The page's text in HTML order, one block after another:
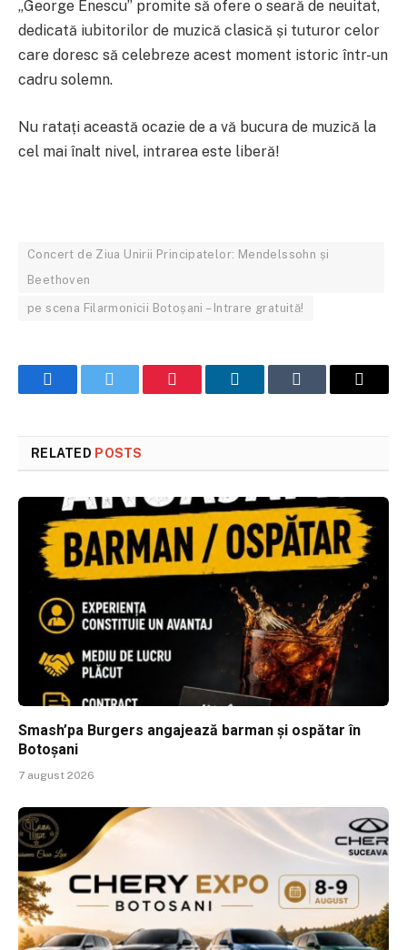
„George Enescu” promite să ofere o seară de neuitat,
dedicată iubitorilor de muzică clasică și tuturor celor
care doresc să celebreze acest moment istoric într-un
cadru solemn.
Nu ratați această ocazie de a vă bucura de muzică la
cel mai înalt nivel, intrarea este liberă!
Concert de Ziua Unirii Principatelor: Mendelssohn și
Beethoven
pe scena Filarmonicii Botoșani – Intrare gratuită!
FacebookTwitter Pinterest LinkedInTumblr Email
RELATED POSTS
Smash’pa Burgers angajează barman și ospătar în
Botoșani
7 august 2026